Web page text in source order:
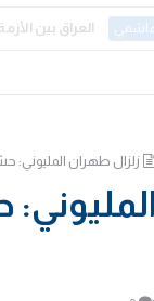
العراق بين
زلزال طهران المليوني: